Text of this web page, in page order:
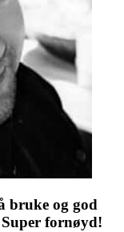
bruke og god
fornøyd!